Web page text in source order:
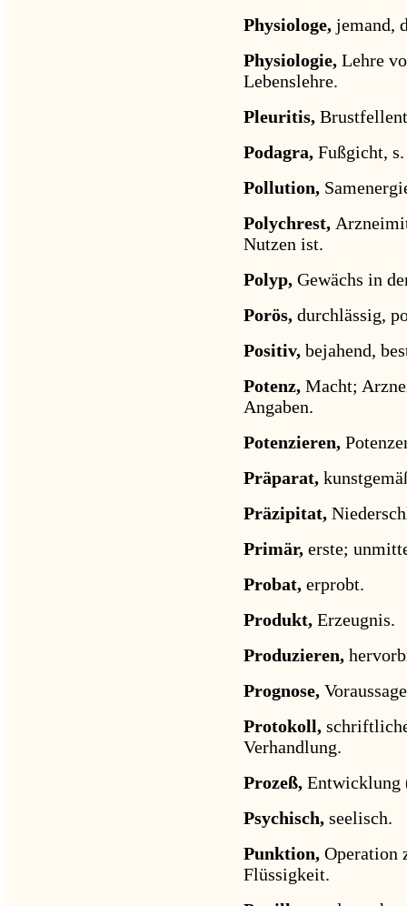
Physiologe, jemand,
Physiologie, Lehre
Lebenslehre.
Pleuritis,
Podagra, Fußgicht,
Pollution,
Polychrest,
Nutzen ist.
Polyp, Gewächs in
Porös, durchlässig,
Positiv, bejahend,
Potenz, Macht;
Angaben.
Potenzieren,
Präparat,
Präzipitat,
Primär, erste;
Probat, erprobt.
Produkt, Erzeugnis.
Produzieren,
Prognose,
Protokoll,
Verhandlung.
Prozeß, Entwicklung
Psychisch, seelisch.
Punktion, Operation
Flüssigkeit.